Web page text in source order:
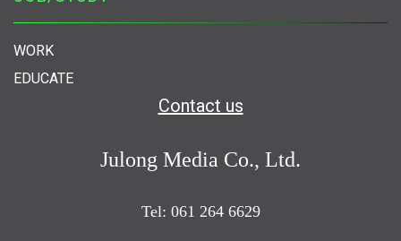
WORK
EDUCATE
Contact us
Julong Media Co., Ltd.
Tel: 061 264 6629